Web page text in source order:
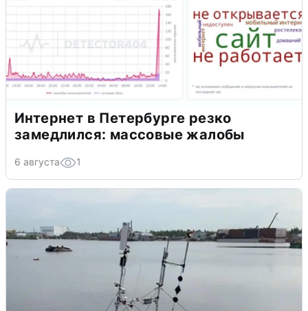
Интернет в Петербурге резко
замедлился: массовые жалобы
6 августа 1